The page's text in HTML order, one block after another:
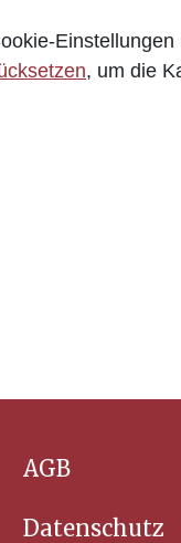
, um die
AGB
Datenschutz